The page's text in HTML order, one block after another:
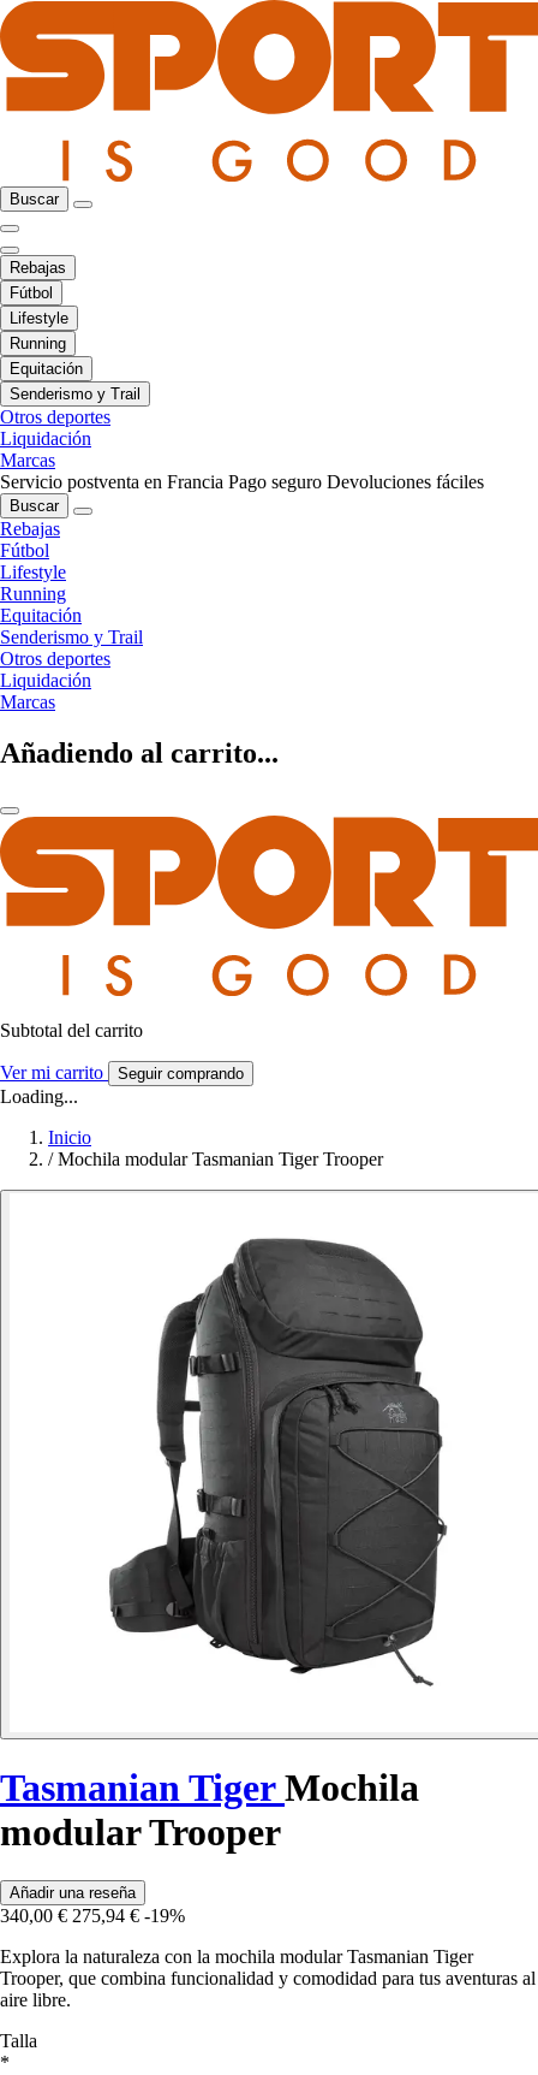
Buscar
Rebajas
Fútbol
Lifestyle
Running
Equitación
Senderismo y Trail
Otros deportes
Liquidación
Marcas
Servicio postventa en Francia Pago seguro Devoluciones fáciles
Buscar
Rebajas
Fútbol
Lifestyle
Running
Equitación
Senderismo y Trail
Otros deportes
Liquidación
Marcas
Añadiendo al carrito...
Subtotal del carrito
Ver mi carrito Seguir comprando
Loading...
Inicio
/ Mochila modular Tasmanian Tiger Trooper
Tasmanian TigerMochila
modular Trooper
Añadir una reseña
340,00 € 275,94 € -19%
Explora la naturaleza con la mochila modular Tasmanian Tiger
Trooper, que combina funcionalidad y comodidad para tus aventuras al
aire libre.
Talla
*